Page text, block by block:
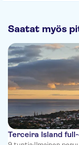
Saatat myös
Terceira Island